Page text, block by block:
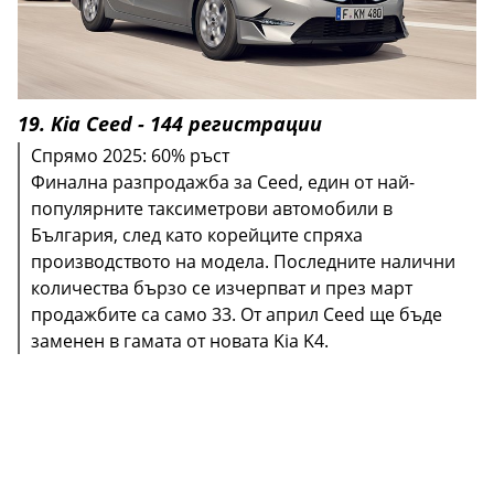
19. Kia Ceed - 144 регистрации
Спрямо 2025: 60% ръст
Финална разпродажба за Ceed, един от най-
популярните таксиметрови автомобили в
България, след като корейците спряха
производството на модела. Последните налични
количества бързо се изчерпват и през март
продажбите са само 33. От април Ceed ще бъде
заменен в гамата от новата Kia K4.